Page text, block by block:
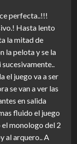
perfecta..!!!
Hasta lento
la mitad de
la pelota y se la
el juego va a ser
se van a ver las
en salida
fluido el juego
monologo del 2
al arquero.. A